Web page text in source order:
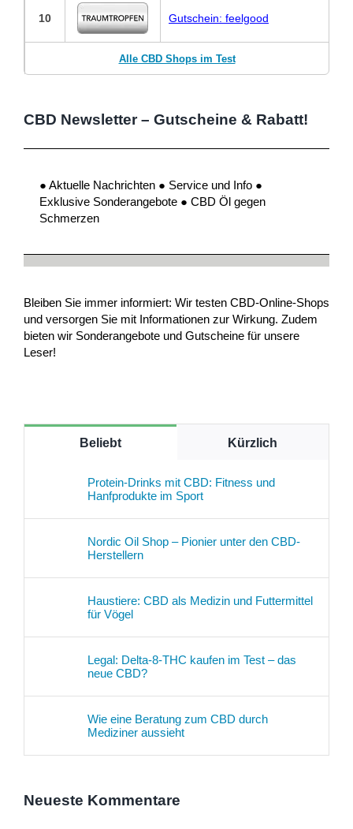
10 Gutschein: feelgood
Alle CBD Shops im Test
CBD Newsletter – Gutscheine & Rabatt!
● Aktuelle Nachrichten ● Service und Info ●
Exklusive Sonderangebote ● CBD Öl gegen
Schmerzen
Bleiben Sie immer informiert: Wir testen CBD-Online-Shops
und versorgen Sie mit Informationen zur Wirkung. Zudem
bieten wir Sonderangebote und Gutscheine für unsere
Leser!
Beliebt Kürzlich
Protein-Drinks mit CBD: Fitness und
Hanfprodukte im Sport
Nordic Oil Shop – Pionier unter den CBD-
Herstellern
Haustiere: CBD als Medizin und Futtermittel
für Vögel
Legal: Delta-8-THC kaufen im Test – das
neue CBD?
Wie eine Beratung zum CBD durch
Mediziner aussieht
Neueste Kommentare